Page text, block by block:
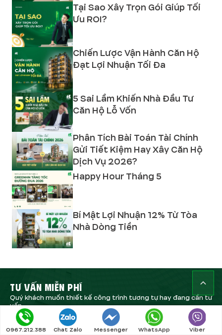
Tại Sao Xây Trọn Gói Giúp Tối
Ưu ROI?
Chiến Lược Vận Hành Căn Hộ
Đạt Lợi Nhuận Tối Đa
5 Sai Lầm Khiến Nhà Đầu Tư
Căn Hộ Lỗ Vốn
Phân Tích Bài Toán Tài Chính
Gửi Tiết Kiệm Hay Xây Căn Hộ
Dịch Vụ 2026?
Happy Hour Tháng 5
Bí Mật Lợi Nhuận 12% Từ Tòa
Nhà Dòng Tiền
TƯ VẤN MIỄN PHÍ
Quý khách muốn thiết kế công trình tương tự hay đang cần tư
vấn.
Liên hệ với GreenHN miễn phí tại đây:
0967.212.388 Chat Zalo Messenger WhatsApp Viber